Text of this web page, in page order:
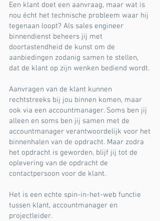
Een klant doet een aanvraag, maar wat is
nou écht het technische probleem waar hij
tegenaan loopt? Als sales engineer
binnendienst beheers jij met
doortastendheid de kunst om de
aanbiedingen zodanig samen te stellen,
dat de klant op zijn wenken bediend wordt.
Aanvragen van de klant kunnen
rechtstreeks bij jou binnen komen, maar
ook via een accountmanager. Soms ben jij
alleen en soms ben jij samen met de
accountmanager verantwoordelijk voor het
binnenhalen van de opdracht. Maar zodra
het opdracht is geworden, blijf jij tot de
oplevering van de opdracht de
contactpersoon voor de klant.
Het is een echte spin-in-het-web functie
tussen klant, accountmanager en
projectleider.